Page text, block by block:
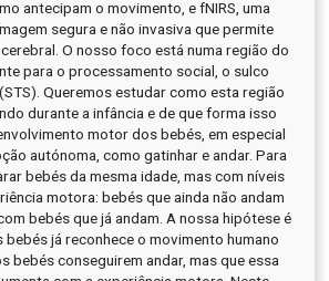
antecipam o movimento, e fNIRS, uma
segura e não invasiva que permite
O nosso foco está numa região do
para o processamento social, o sulco
Queremos estudar como esta região
durante a infância e de que forma isso
motor dos bebés, em especial
autónoma, como gatinhar e andar. Para
bebés da mesma idade, mas com níveis
motora: bebés que ainda não andam
bebés que já andam. A nossa hipótese é
já reconhece o movimento humano
bebés conseguirem andar, mas que essa